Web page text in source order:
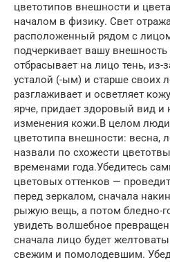
цветотипов внешности и
началом в физику. Свет
расположенный рядом с
подчеркивает вашу
отбрасывает на лицо тень,
усталой (-ым) и старше своих
разглаживает и осветляет
ярче, придает здоровый вид и
изменения кожи.В целом
цветотипа внешности: весна,
назвали по схожести
временами года.Убедитесь
цветовых оттенков —
перед зеркалом, сначала
рыжую вещь, а потом бледно-
увидеть волшебное
сначала лицо будет
свежим и помолодевшим.